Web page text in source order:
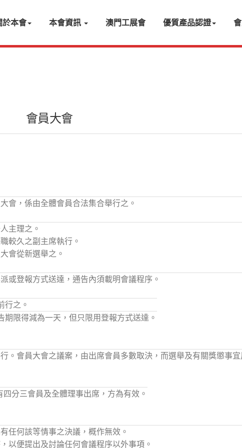
於本會 本會資訊 澳門工展會 優質產品認證
會員大會
會，係由全體會員合法集合舉行之。
主理之。
較久之副主席執行。
會從新選舉之。
或登報方式送達，通告內須載明會議程序。
行之。
限得減為一天，但只限用登報方式送達。
。會員大會之議案，由出席會員多數取決，而選舉及有關獎懲事
分三會員及全體理事出席，方為有效。
任何該等情事之決議，概作無效。
以便提出及討論任何會議程序以外事項。